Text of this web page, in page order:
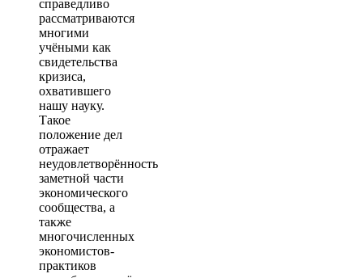
справедливо
рассматриваются
многими
учёными как
свидетельства
кризиса,
охватившего
нашу науку.
Такое
положение дел
отражает
неудовлетворённость
заметной части
экономического
сообщества, а
также
многочисленных
экономистов-
практиков